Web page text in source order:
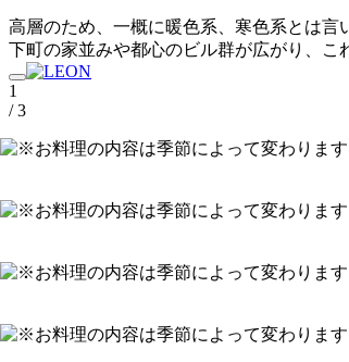
高層のため、一概に暖色系、寒色系とは
下町の家並みや都心のビル群が広がり、こ
1
/ 3